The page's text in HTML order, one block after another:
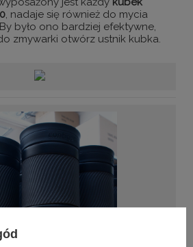
, nadaje się również do mycia
było ono bardziej efektywne,
zmywarki otwórz ustnik kubka.